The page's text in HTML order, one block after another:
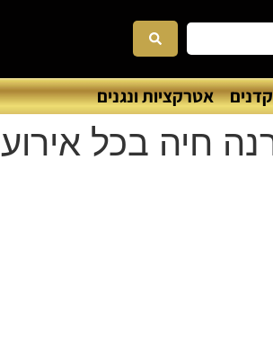
אטרקציות ונגנים
חיה בכל אירוע